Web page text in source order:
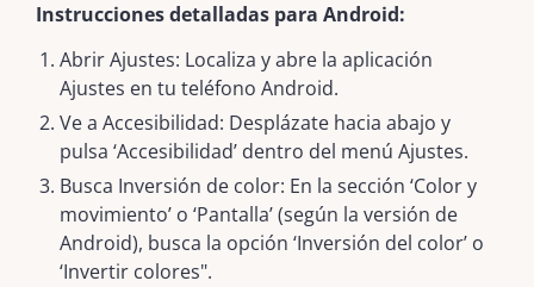
Instrucciones detalladas para Android:
Abrir Ajustes: Localiza y abre la aplicación
Ajustes en tu teléfono Android.
Ve a Accesibilidad: Desplázate hacia abajo y
pulsa ‘Accesibilidad’ dentro del menú Ajustes.
Busca Inversión de color: En la sección ‘Color y
movimiento’ o ‘Pantalla’ (según la versión de
Android), busca la opción ‘Inversión del color’ o
‘Invertir colores".